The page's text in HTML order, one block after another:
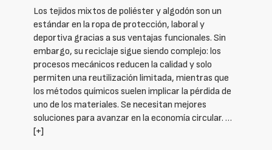
Los tejidos mixtos de poliéster y algodón son un
estándar en la ropa de protección, laboral y
deportiva gracias a sus ventajas funcionales. Sin
embargo, su reciclaje sigue siendo complejo: los
procesos mecánicos reducen la calidad y solo
permiten una reutilización limitada, mientras que
los métodos químicos suelen implicar la pérdida de
uno de los materiales. Se necesitan mejores
soluciones para avanzar en la economía circular. …
[+]